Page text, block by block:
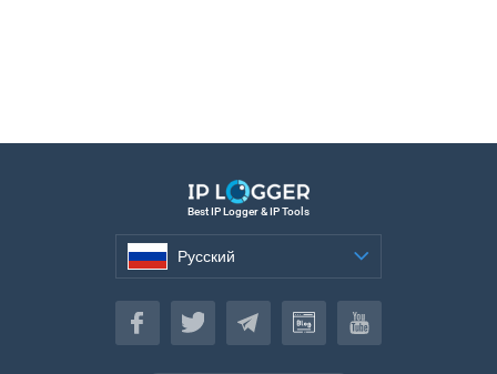
Best IP Logger & IP Tools
Русский
Русский